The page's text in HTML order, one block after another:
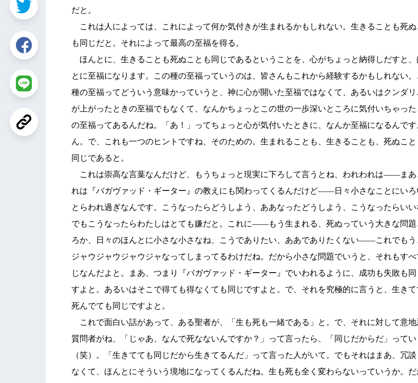
だと。
これは人によっては、これによって何か気付きが生まれるかもしれない。生きることも死ぬ
も同じだと。それによって最高の至福を得る。
ほんとに、生きることも死ぬことも同じであるということを、心がちょっと納得しだすと、
とに至福になります。この種の至福っていうのは、皆さんもこれから経験するかもしれない
種の至福ってどういう意味かっていうと、神に心が開いた至福ではなくて、あるいはクンダリ
が上がったときの至福でもなくて、なんかちょっとこの世の一歩深いところに気付いちゃった
の至福ってあるんだね。「あ！」ってちょっと心が気付いたときに、なんか至福になるんです
ん。で、これも一つのヒントですね、そのための。生まれることも、生きることも、死ぬこと
同じであると。
これは崇高な言葉なんだけど、もうちょっと現実に下ろして言うとね、われわれは――まあ
れは『バガヴァッド・ギーター』の教えにも関わってくるんだけど――日々小さなことにいろ
とらわれ過ぎなんです。こうなったらどうしよう、ああなったどうしよう、こうなったらいい
でもこうなったらわたしはとても嫌だと。これに――もう生まれる、死ぬっていう大きな問題
ろか、日々のほんとに小さな小さなね、こうでありたい、ああでありたくない――これでもう
ジャウジャウジャウジャなってしまってるわけだね。だから小さな問題でいうと、それもすべ
じなんだよと。まあ、つまり『バガヴァッド・ギーター』でいわれるように、成功も失敗も
すよと。あるいはそこで得ても得なくても同じですよと。で、それを究極的に言うと、生きて
死んでても同じですよと。
これで面白い話があって、ある聖者が、「生も死も一緒である」と。で、それに対して意地
質問者がね、「じゃあ、なんで死なないんですか？」って言ったら、「同じだからだ」ってい
（笑）。「生きてても同じだから生きてるんだ」って言った人がいて。でもそれはまあ、冗談
なくて、ほんとにそういう境地になってくるんだね。生も死も全く変わらないっていうか。だ